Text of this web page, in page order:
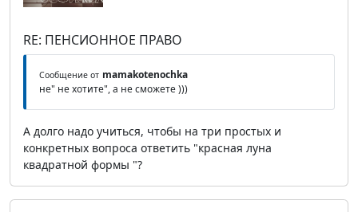
RE: ПЕНСИОННОЕ ПРАВО
Сообщение от mamakotenochka
не" не хотите", а не сможете )))
А долго надо учиться, чтобы на три простых и
конкретных вопроса ответить "красная луна
квадратной формы "?